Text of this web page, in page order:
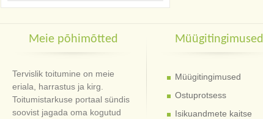
Meie põhimõtted
Tervislik toitumine on meie
eriala, harrastus ja kirg.
Toitumistarkuse portaal sündis
soovist jagada oma kogutud
Müügitingimused
Müügitingimused
Ostuprotsess
Isikuandmete kaitse